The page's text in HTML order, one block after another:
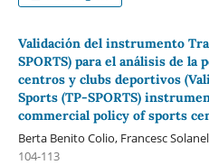
Validación del instrumento
SPORTS) para el análisis de la
centros y clubs deportivos
Sports (TP-SPORTS)
commercial policy of sports
Berta Benito Colio, Francesc
104-113